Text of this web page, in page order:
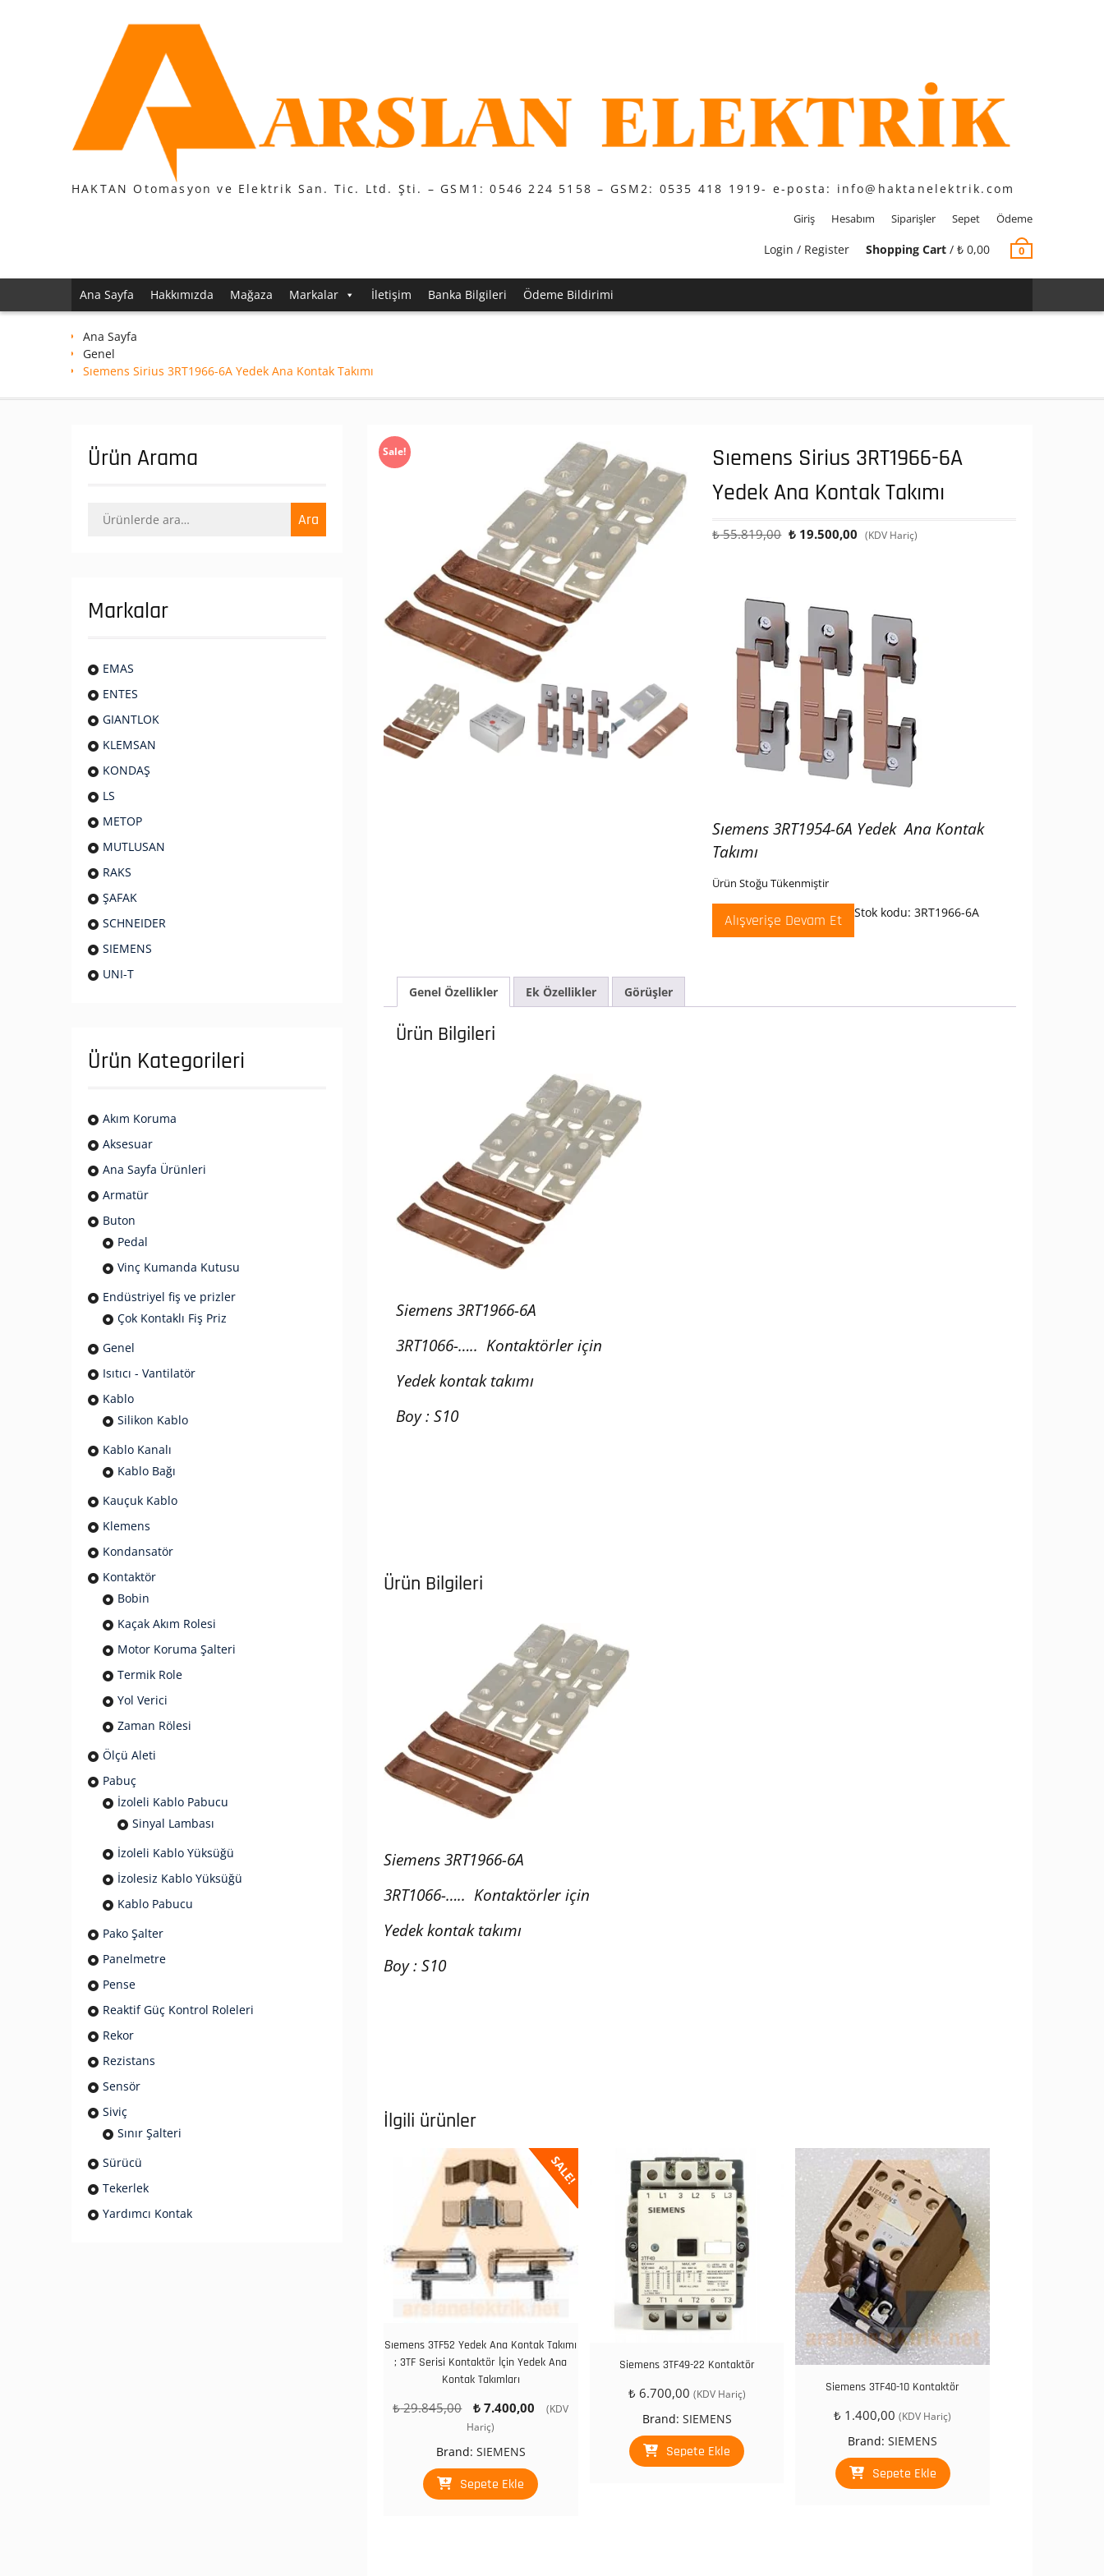
HAKTAN Otomasyon ve Elektrik San. Tic. Ltd. Şti. – GSM1: 0546 224 5158 – GSM2: 0535 418 1919- e-posta: info@haktanelektrik.com
Giriş Hesabım Siparişler Sepet Ödeme
Login / Register Shopping Cart / ₺ 0,00 0
Ana Sayfa Hakkımızda Mağaza Markalar İletişim Banka Bilgileri Ödeme Bildirimi
Ana Sayfa
Genel
Sıemens Sirius 3RT1966-6A Yedek Ana Kontak Takımı
Sale!
Sıemens Sirius 3RT1966-6A
Yedek Ana Kontak Takımı
₺55.819,00 Orijinal
₺ 19.500,00 Şu
(KDV Hariç)
Sıemens 3RT1954-6A Yedek Ana Kontak
Takımı
Ürün Stoğu Tükenmiştir
Alışverişe Devam Et Stok kodu:3RT1966-6A
Genel Özellikler Ek Özellikler Görüşler
Ürün Bilgileri
Siemens 3RT1966-6A
3RT1066-….. Kontaktörler için
Yedek kontak takımı
Boy : S10
Ürün Bilgileri
Siemens 3RT1966-6A
3RT1066-….. Kontaktörler için
Yedek kontak takımı
Boy : S10
İlgili ürünler
SALE!
Sıemens 3TF52 Yedek Ana Kontak Takımı
; 3TF Serisi Kontaktör İçin Yedek Ana
Kontak Takımları
₺29.845,00
Orijinal
fiyat:
₺ 29.845,00.
₺ 7.400,00
Şu
(KDV
Hariç)
Brand: SIEMENS
Sepete Ekle
Siemens 3TF49-22 Kontaktör
₺ 6.700,00 (KDV Hariç)
Brand: SIEMENS
Sepete Ekle
Siemens 3TF40-10 Kontaktör
₺ 1.400,00 (KDV Hariç)
Brand:SIEMENS
Sepete Ekle
Ürün Arama
Ara: Ara
Markalar
EMAS
ENTES
GIANTLOK
KLEMSAN
KONDAŞ
LS
METOP
MUTLUSAN
RAKS
ŞAFAK
SCHNEIDER
SIEMENS
UNI-T
Ürün Kategorileri
Akım Koruma
Aksesuar
Ana Sayfa Ürünleri
Armatür
Buton
Pedal
Vinç Kumanda Kutusu
Endüstriyel fiş ve prizler
Çok Kontaklı Fiş Priz
Genel
Isıtıcı - Vantilatör
Kablo
Silikon Kablo
Kablo Kanalı
Kablo Bağı
Kauçuk Kablo
Klemens
Kondansatör
Kontaktör
Bobin
Kaçak Akım Rolesi
Motor Koruma Şalteri
Termik Role
Yol Verici
Zaman Rölesi
Ölçü Aleti
Pabuç
İzoleli Kablo Pabucu
Sinyal Lambası
İzoleli Kablo Yüksüğü
İzolesiz Kablo Yüksüğü
Kablo Pabucu
Pako Şalter
Panelmetre
Pense
Reaktif Güç Kontrol Roleleri
Rekor
Rezistans
Sensör
Siviç
Sınır Şalteri
Sürücü
Tekerlek
Yardımcı Kontak